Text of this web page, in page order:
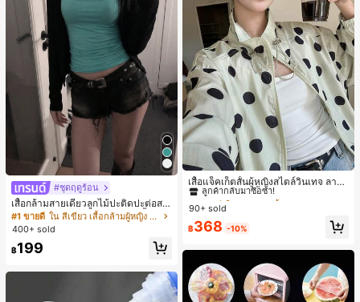
#ชุดฤดูร้อน
เสื้อกล้ามสายเดี่ยวลูกไม้ปะติดปะต่อสไ
ตล์เกาหลี, สุนทรียศาสตร์ Y2K, เสื้อผ้าส
ตรีทแวร์ลำลองฤดูร้อน
#1 ขายดี
ใน สีเขียว เสื้อกล้ามผู้หญิง & Camis
400+ sold
฿199
เสื้อแจ็คเก็ตสั้นผู้หญิงสไตล์วินเทจ ลายจุ
ดขนาดใหญ่ คอตั้ง เอวเข้ารูป แขนพอง
ทรงหลวม แฟชั่นอเนกประสงค์ สำหรับใ
ส่ประจำวันและไปเที่ยวพักผ่อน
#1 ขายดี
ใน กระเป๋า เสื้อคลุมลำลอง
ลูกค้ากลับมาซื้อซ้ำ!
#1 ขายดี ใน กระเป๋า เสื้อคลุมลำลอง
ลูกค้ากลับมาซื้อซ้ำ!
#1 ขายดี ใน กระเป๋า เสื้อคลุมลำลอง
ลูกค้ากลับมาซื้อซ้ำ!
#1 ขายดี
ใน กระเป๋า เสื้อคลุมลำลอง
90+ sold
฿368 -10%